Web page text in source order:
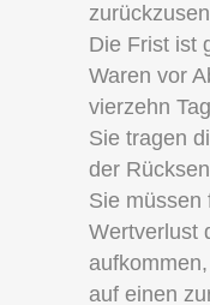
Die Frist ist
Waren vor
vierzehn
Sie tragen
der
Sie müssen
Wertverlust
auf einen